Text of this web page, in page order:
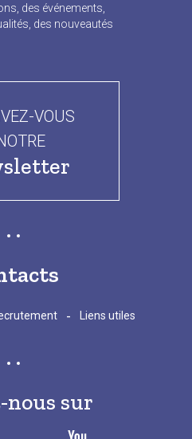
des événements,
des nouveautés
VOUS
- Liens utiles
nous sur